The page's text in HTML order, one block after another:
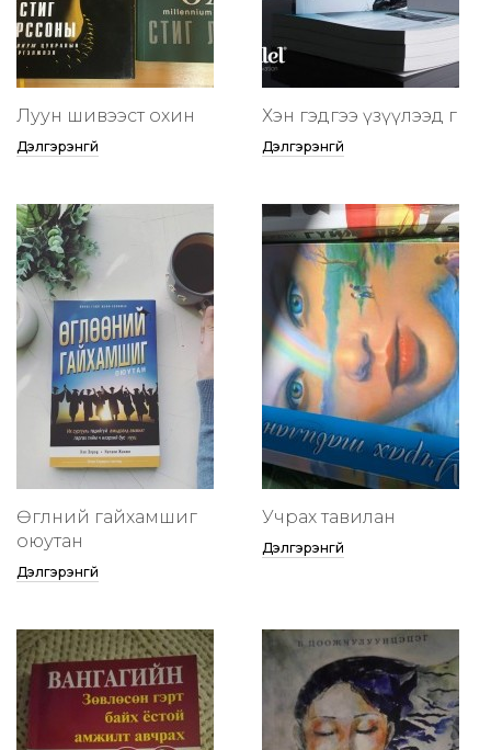
Луун шивээст охин
Дэлгэрэнгүй
Хэн гэдгээ үзүүлээд өг
Дэлгэрэнгүй
Өглөөний гайхамшиг
оюутан
Дэлгэрэнгүй
Учрах тавилан
Дэлгэрэнгүй